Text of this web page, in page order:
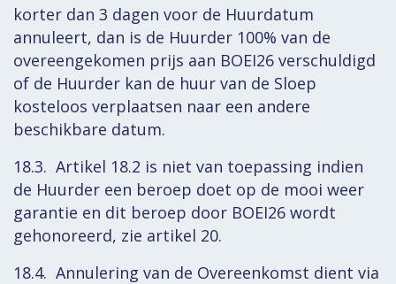
korter dan 3 dagen voor de Huurdatum
annuleert, dan is de Huurder 100% van de
overeengekomen prijs aan BOEI26 verschuldigd
of de Huurder kan de huur van de Sloep
kosteloos verplaatsen naar een andere
beschikbare datum.
18.3. Artikel 18.2 is niet van toepassing indien
de Huurder een beroep doet op de mooi weer
garantie en dit beroep door BOEI26 wordt
gehonoreerd, zie artikel 20.
18.4. Annulering van de Overeenkomst dient via